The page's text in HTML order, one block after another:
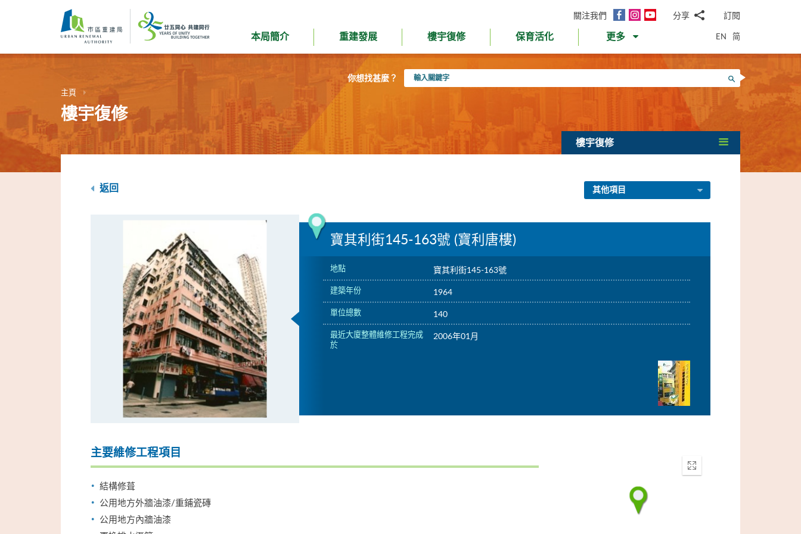
內
關注我們
面
InstagramYouTube分享
郵WhatsApp
微
信
面
書Twitter
LinkedIn
微
訂閱
本局簡介 重建發展 樓宇復修 保育活化 更多 EN 简
你想找甚麼？
入
搜尋
主頁
樓宇復修
樓宇復修
返回 其他項目
寶其利街145-163號 (寶利唐樓)
地點 寶其利街145-163號
建築年份 1964
單位總數 140
最近大廈整體維修工程完成
於
2006年01月
主要維修工程項目
結構修葺
公用地方外牆油漆/重鋪瓷磚
公用地方內牆油漆
Enter
fullscreen